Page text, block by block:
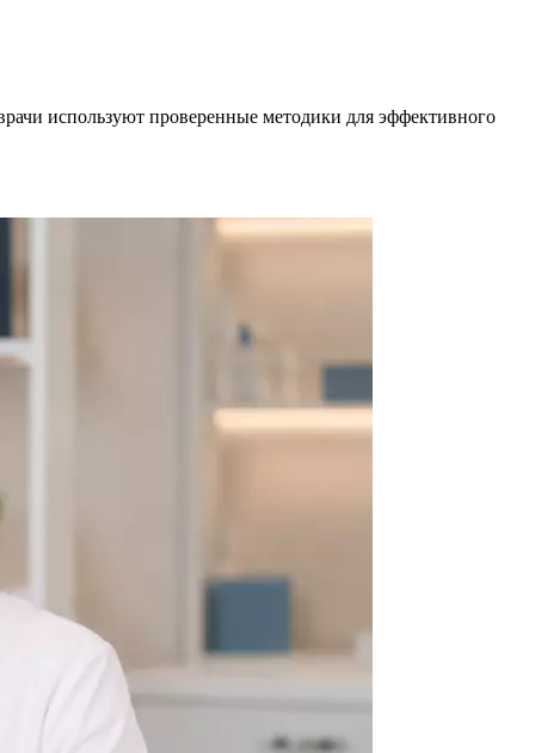
используют проверенные методики для эффективного